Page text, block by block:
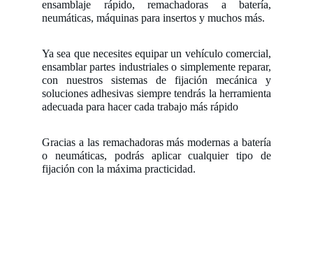
ensamblaje rápido, remachadoras a batería,
neumáticas, máquinas para insertos y muchos más.
Ya sea que necesites equipar un vehículo comercial,
ensamblar partes industriales o simplemente reparar,
con nuestros sistemas de fijación mecánica y
soluciones adhesivas siempre tendrás la herramienta
adecuada para hacer cada trabajo más rápido
Gracias a las remachadoras más modernas a batería
o neumáticas, podrás aplicar cualquier tipo de
fijación con la máxima practicidad.